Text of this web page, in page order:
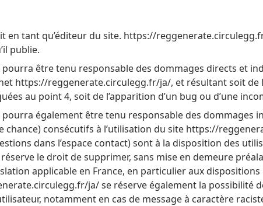
tant qu’éditeur du site. https://
publie.
être tenu responsable des dommages directs et
https://reggenerate.circulegg.fr/ja/, et résultant soit de
au point 4, soit de l’apparition d’un bug ou d’une
également être tenu responsable des dommages
chance) consécutifs à l’utilisation du site https://
dans l’espace contact) sont à la disposition des
le droit de supprimer, sans mise en demeure
applicable en France, en particulier aux
ja/ se réserve également la possibilité
notamment en cas de message à caractère